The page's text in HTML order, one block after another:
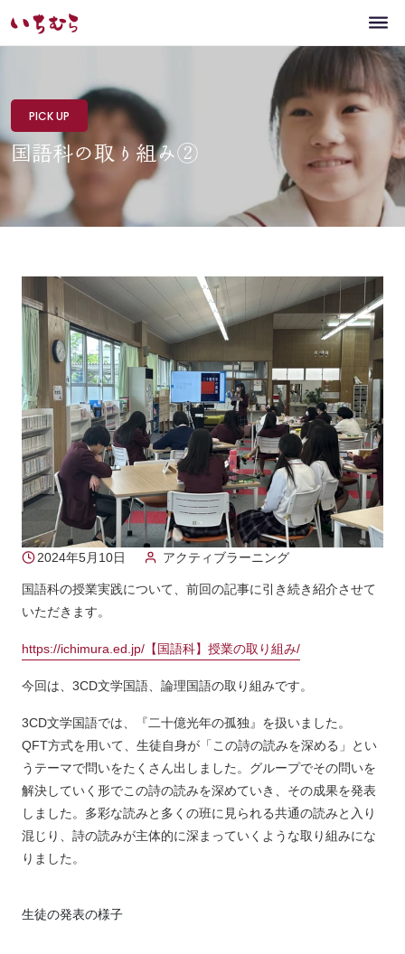
PICK UP
国語科の取り組み②
2024年5月10日 アクティブラーニング
国語科の授業実践について、前回の記事に引き続き紹介させて
いただきます。
https://ichimura.ed.jp/ 【国語科】授業の取り組み/
今回は、3CD文学国語、論理国語の取り組みです。
3CD文学国語では、『二十億光年の孤独』を扱いました。
QFT方式を用いて、生徒自身が「この詩の読みを深める」とい
うテーマで問いをたくさん出しました。グループでその問いを
解決していく形でこの詩の読みを深めていき、その成果を発表
しました。多彩な読みと多くの班に見られる共通の読みと入り
混じり、詩の読みが主体的に深まっていくような取り組みにな
りました。
生徒の発表の様子